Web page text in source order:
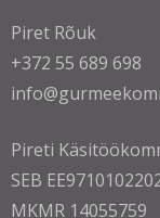
Piret Rõuk
+372 55 689 698
Pireti
SEB
MKMR 14055759